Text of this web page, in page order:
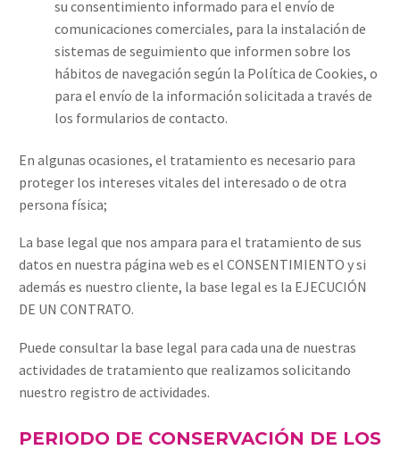
su consentimiento informado para el envío de
comunicaciones comerciales, para la instalación de
sistemas de seguimiento que informen sobre los
hábitos de navegación según la Política de Cookies, o
para el envío de la información solicitada a través de
los formularios de contacto.
En algunas ocasiones, el tratamiento es necesario para
proteger los intereses vitales del interesado o de otra
persona física;
La base legal que nos ampara para el tratamiento de sus
datos en nuestra página web es el CONSENTIMIENTO y si
además es nuestro cliente, la base legal es la EJECUCIÓN
DE UN CONTRATO.
Puede consultar la base legal para cada una de nuestras
actividades de tratamiento que realizamos solicitando
nuestro registro de actividades.
PERIODO DE CONSERVACIÓN DE LOS